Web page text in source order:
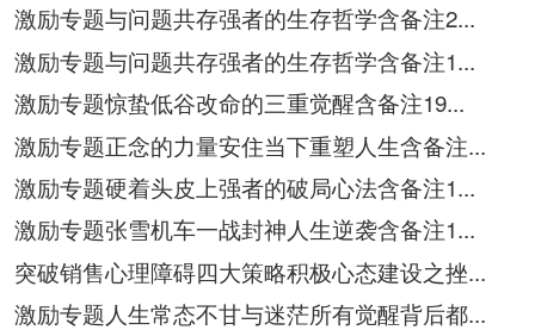
激励专题与问题共存强者的生存哲学含备注2...
激励专题与问题共存强者的生存哲学含备注1...
激励专题惊蛰低谷改命的三重觉醒含备注19...
激励专题正念的力量安住当下重塑人生含备注...
激励专题硬着头皮上强者的破局心法含备注1...
激励专题张雪机车一战封神人生逆袭含备注1...
突破销售心理障碍四大策略积极心态建设之挫...
激励专题人生常态不甘与迷茫所有觉醒背后都...